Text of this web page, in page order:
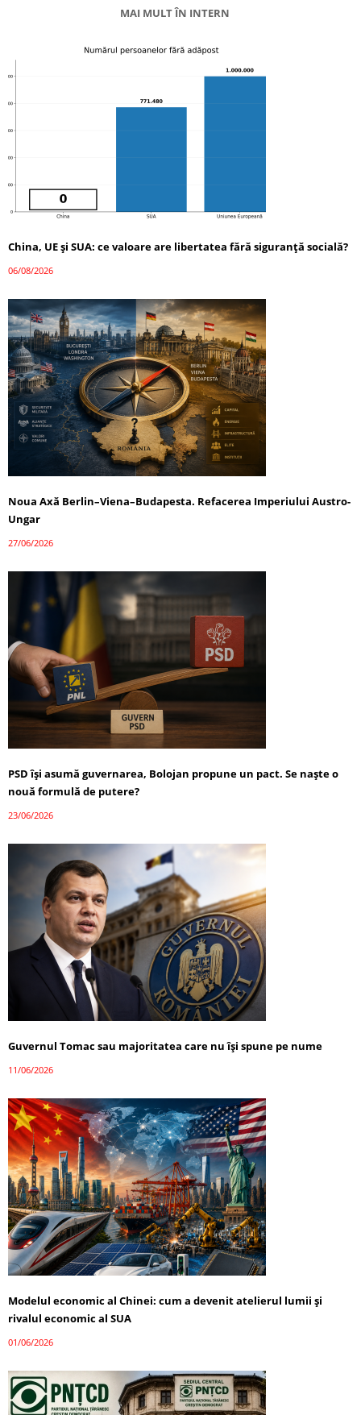
MAI MULT ÎN INTERN
China, UE și SUA: ce valoare are libertatea fără siguranță socială?
06/08/2026
Noua Axă Berlin–Viena–Budapesta. Refacerea Imperiului Austro-
Ungar
27/06/2026
PSD își asumă guvernarea, Bolojan propune un pact. Se naște o
nouă formulă de putere?
23/06/2026
Guvernul Tomac sau majoritatea care nu își spune pe nume
11/06/2026
Modelul economic al Chinei: cum a devenit atelierul lumii și
rivalul economic al SUA
01/06/2026